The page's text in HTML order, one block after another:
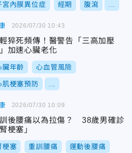
宮內膜異位症 經期 腹瀉
猝死頻傳！醫警告「三高加壓
加速心臟老化
臟年齡 心血管風險
肌梗塞預防
2026/07/30 10:43
後腰痛以為拉傷？ 38歲男確診
腎梗塞」
梗塞 重訓腰痛 運動後腰痛
2026/07/30 10:09